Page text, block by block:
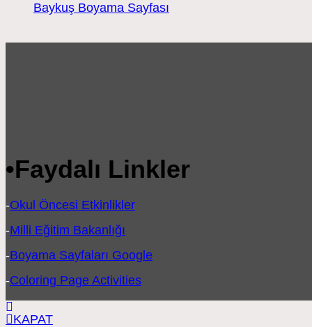
Baykuş Boyama Sayfası
•Faydalı Linkler
-Okul Öncesi Etkinlikler
-Milli Eğitim Bakanlığı
-Boyama Sayfaları Google
-Coloring Page Activities
KAPAT